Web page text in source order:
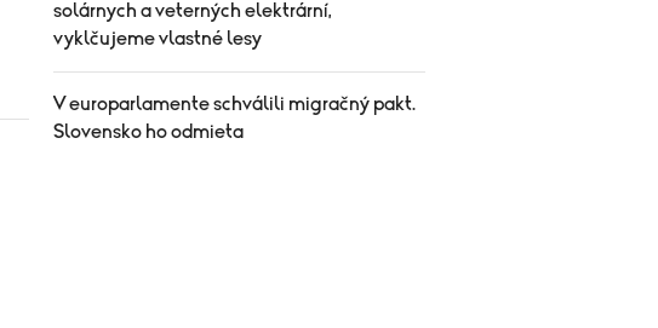
solárnych a veterných elektrární,
vyklčujeme vlastné lesy
V europarlamente schválili migračný pakt.
Slovensko ho odmieta